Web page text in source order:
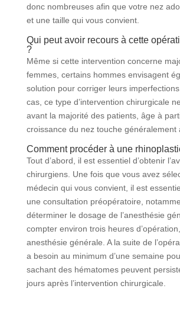
donc nombreuses afin que votre nez
et une taille qui vous convient.
Qui peut avoir recours à cette
?
Même si cette intervention concerne
femmes, certains hommes envisagent
solution pour corriger leurs
cas, ce type d’intervention chirurgicale
avant la majorité des patients, âge à
croissance du nez touche généralement
Comment procéder à une
Tout d’abord, il est essentiel d’obtenir
chirurgiens. Une fois que vous avez
médecin qui vous convient, il est
une consultation préopératoire,
déterminer le dosage de l’anesthésie
compter environ trois heures
anesthésie générale. A la suite de
a besoin au minimum d’une semaine
sachant des hématomes peuvent
jours après l’intervention chirurgicale.